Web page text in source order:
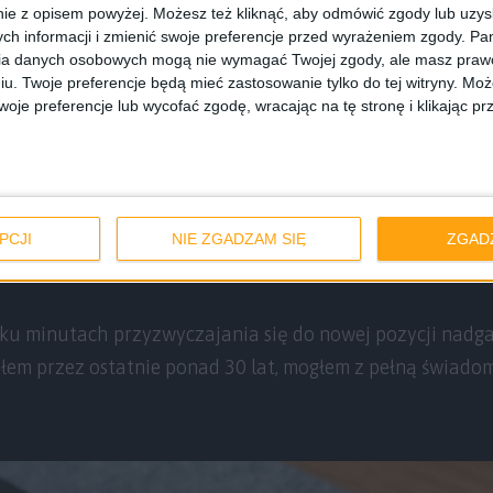
z opisem powyżej. Możesz też kliknąć, aby odmówić zgody lub
informacji i zmienić swoje preferencje przed wyrażeniem zgody.
danych osobowych mogą nie wymagać Twojej zgody, ale masz
Twoje preferencje będą mieć zastosowanie tylko do tej witryny.
preferencje lub wycofać zgodę, wracając na tę stronę i klikając
NIE ZGADZAM SIĘ
pionowej można się
temu urządzenie pionowe. Nie, nie bohater tego
poszedł do szuflady, z kwiecistym komentarzem ode
na hemoroidzie. No, ale stało się niestety, że jakiś
moją fantastyczną małżonkę psem, zeżarło mi, bez
się w codziennym klikaniu. Chciał, nie chciał,
w domu nie było, a level się sam przecież nie wbije.
minutach przyzwyczajania się do nowej pozycji
przez ostatnie ponad 30 lat, mogłem z pełną